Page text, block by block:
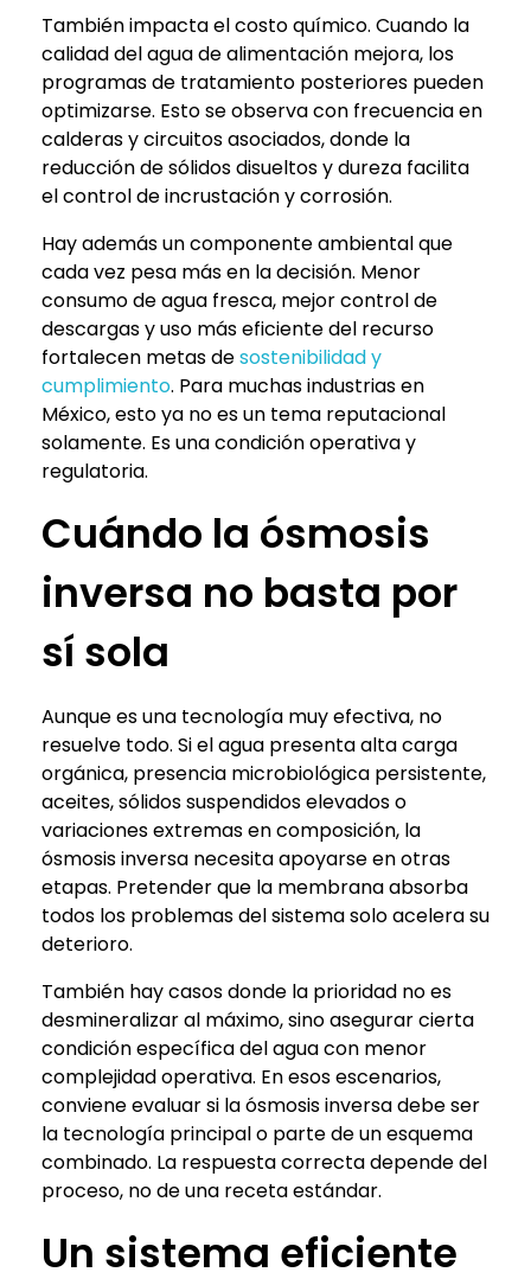
También impacta el costo químico. Cuando la
calidad del agua de alimentación mejora, los
programas de tratamiento posteriores pueden
optimizarse. Esto se observa con frecuencia en
calderas y circuitos asociados, donde la
reducción de sólidos disueltos y dureza facilita
el control de incrustación y corrosión.
Hay además un componente ambiental que
cada vez pesa más en la decisión. Menor
consumo de agua fresca, mejor control de
descargas y uso más eficiente del recurso
fortalecen metas desostenibilidad y
cumplimiento. Para muchas industrias en
México, esto ya no es un tema reputacional
solamente. Es una condición operativa y
regulatoria.
Cuándo la ósmosis
inversa no basta por
sí sola
Aunque es una tecnología muy efectiva, no
resuelve todo. Si el agua presenta alta carga
orgánica, presencia microbiológica persistente,
aceites, sólidos suspendidos elevados o
variaciones extremas en composición, la
ósmosis inversa necesita apoyarse en otras
etapas. Pretender que la membrana absorba
todos los problemas del sistema solo acelera su
deterioro.
También hay casos donde la prioridad no es
desmineralizar al máximo, sino asegurar cierta
condición específica del agua con menor
complejidad operativa. En esos escenarios,
conviene evaluar si la ósmosis inversa debe ser
la tecnología principal o parte de un esquema
combinado. La respuesta correcta depende del
proceso, no de una receta estándar.
Un sistema eficiente